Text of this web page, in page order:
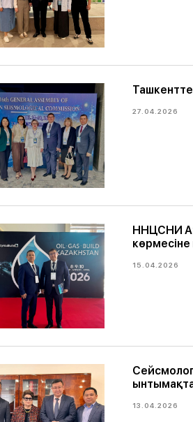
27.04.2026
ННЦСНИ
15.04.2026
13.04.2026